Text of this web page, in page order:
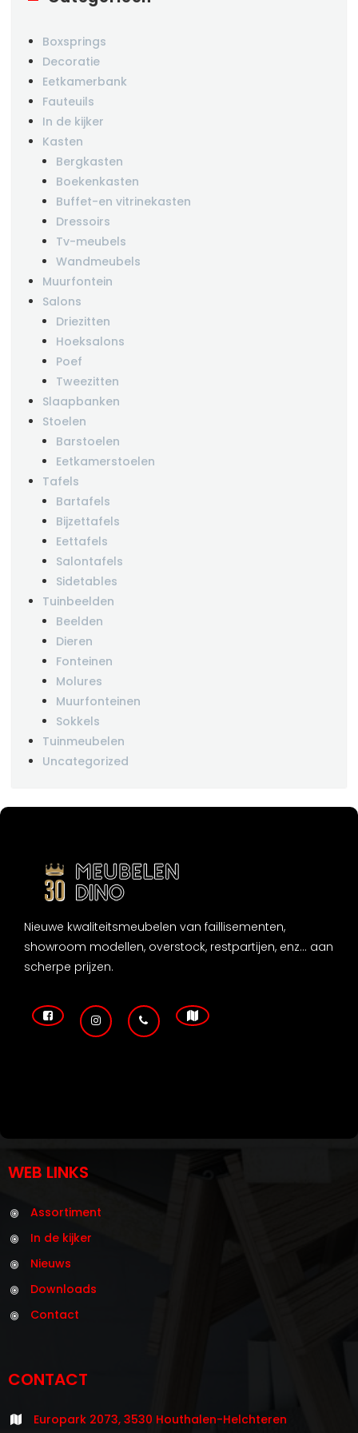
Boxsprings
Decoratie
Eetkamerbank
Fauteuils
In de kijker
Kasten
Bergkasten
Boekenkasten
Buffet-en vitrinekasten
Dressoirs
Tv-meubels
Wandmeubels
Muurfontein
Salons
Driezitten
Hoeksalons
Poef
Tweezitten
Slaapbanken
Stoelen
Barstoelen
Eetkamerstoelen
Tafels
Bartafels
Bijzettafels
Eettafels
Salontafels
Sidetables
Tuinbeelden
Beelden
Dieren
Fonteinen
Molures
Muurfonteinen
Sokkels
Tuinmeubelen
Uncategorized
Nieuwe kwaliteitsmeubelen van faillisementen,
showroom modellen, overstock, restpartijen, enz... aan
scherpe prijzen.
WEB LINKS
Assortiment
In de kijker
Nieuws
Downloads
Contact
CONTACT
Europark 2073, 3530 Houthalen-Helchteren